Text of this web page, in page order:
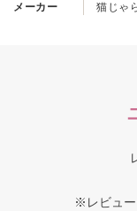
メーカー 猫じゃ
※レビュ